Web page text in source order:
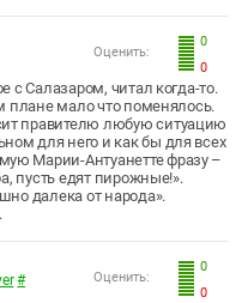
0
0
Оценить:
с Салазаром, читал когда-то.
плане мало что поменялось.
правителю любую ситуацию
для него и как бы для всех
Марии-Антуанетте фразу –
пусть едят пирожные!».
далека от народа».
0
0
Оценить:
#